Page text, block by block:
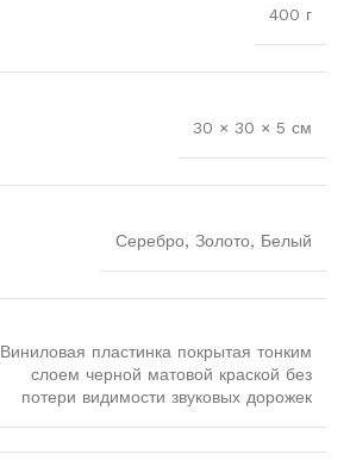
400 г
30 × 30 × 5 см
Серебро, Золото, Белый
Виниловая пластинка покрытая тонким
слоем черной матовой краской без
потери видимости звуковых дорожек